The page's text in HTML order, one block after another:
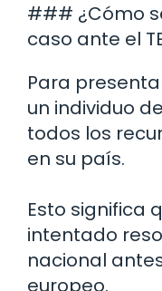
### ¿Cómo
caso ante el
Para
un individuo
todos los
en su país.
Esto significa
intentado
nacional
europeo.